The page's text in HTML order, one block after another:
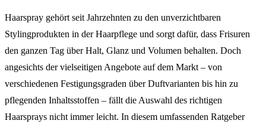
Haarspray gehört seit Jahrzehnten zu den unverzichtbaren
Stylingprodukten in der Haarpflege und sorgt dafür, dass Frisuren
den ganzen Tag über Halt, Glanz und Volumen behalten. Doch
angesichts der vielseitigen Angebote auf dem Markt – von
verschiedenen Festigungsgraden über Duftvarianten bis hin zu
pflegenden Inhaltsstoffen – fällt die Auswahl des richtigen
Haarsprays nicht immer leicht. In diesem umfassenden Ratgeber